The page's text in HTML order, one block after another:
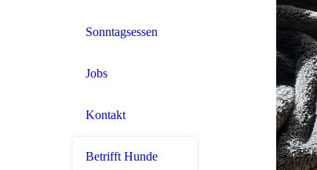
Sonntagsessen
Jobs
Kontakt
Betrifft Hunde